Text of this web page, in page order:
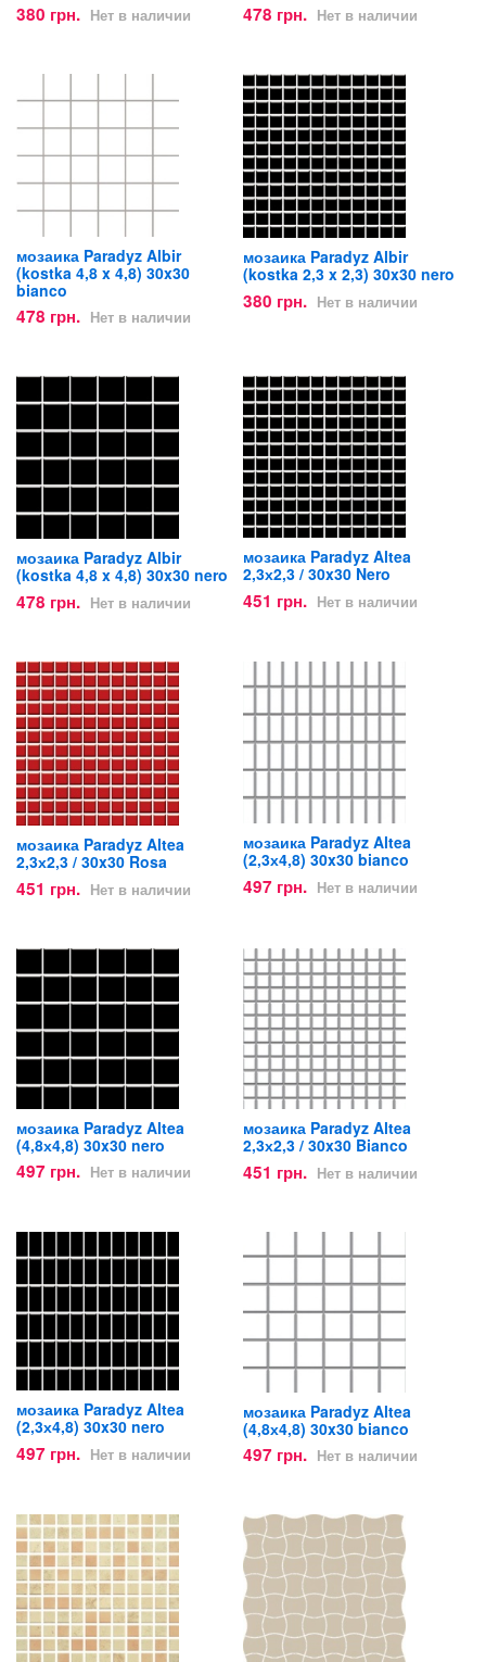
380 грн. Нет в наличии 478 грн. Нет в наличии
мозаика Paradyz Albir
(kostka 4,8 x 4,8) 30x30
bianco
478 грн. Нет в наличии
мозаика Paradyz Albir
(kostka 2,3 x 2,3) 30x30 nero
380 грн. Нет в наличии
мозаика Paradyz Albir
(kostka 4,8 x 4,8) 30x30 nero
478 грн. Нет в наличии
мозаика Paradyz Altea
2,3х2,3 / 30x30 Nero
451 грн. Нет в наличии
мозаика Paradyz Altea
2,3х2,3 / 30x30 Rosa
451 грн. Нет в наличии
мозаика Paradyz Altea
(2,3х4,8) 30x30 bianco
497 грн. Нет в наличии
мозаика Paradyz Altea
(4,8х4,8) 30x30 nero
497 грн. Нет в наличии
мозаика Paradyz Altea
2,3х2,3 / 30x30 Bianco
451 грн. Нет в наличии
мозаика Paradyz Altea
(2,3х4,8) 30x30 nero
497 грн. Нет в наличии
мозаика Paradyz Altea
(4,8х4,8) 30x30 bianco
497 грн. Нет в наличии